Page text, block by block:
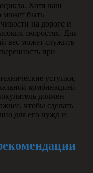
Хотя наш
может быть
на дороге и
скоростях. Для
вес может служить
при
уступки,
комбинацией
должен
чтобы сделать
для его нужд и